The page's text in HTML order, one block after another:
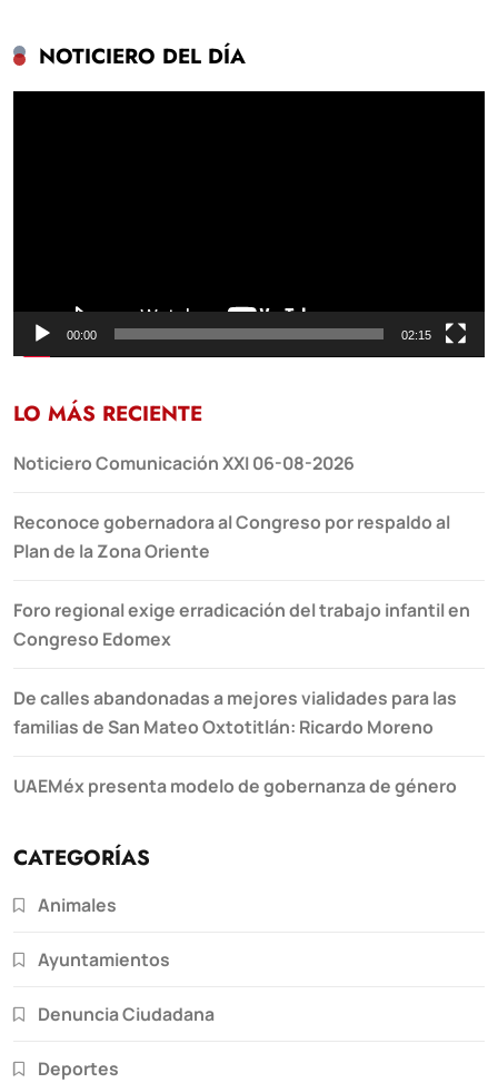
NOTICIERO DEL DÍA
00:00 02:15
LO MÁS RECIENTE
Noticiero Comunicación XXI 06-08-2026
Reconoce gobernadora al Congreso por respaldo al
Plan de la Zona Oriente
Foro regional exige erradicación del trabajo infantil en
Congreso Edomex
De calles abandonadas a mejores vialidades para las
familias de San Mateo Oxtotitlán: Ricardo Moreno
UAEMéx presenta modelo de gobernanza de género
CATEGORÍAS
Animales
Ayuntamientos
Denuncia Ciudadana
Deportes